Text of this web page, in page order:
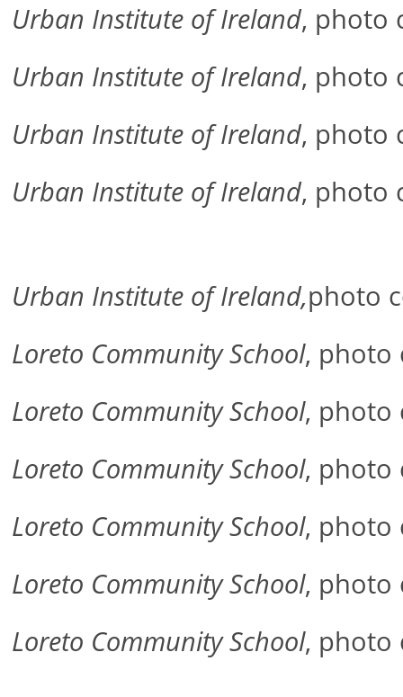
Urban Institute of Ireland, photo
Urban Institute of Ireland, photo
Urban Institute of Ireland, photo
Urban Institute of Ireland, photo
Urban Institute of Ireland,photo
Loreto Community School, photo
Loreto Community School, photo
Loreto Community School, photo
Loreto Community School, photo
Loreto Community School, photo
Loreto Community School, photo